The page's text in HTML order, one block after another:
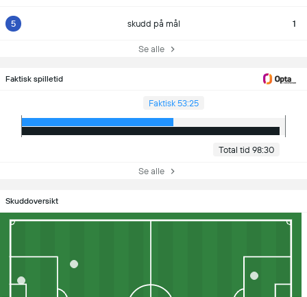
5 skudd på mål 1
Se alle
Faktisk spilletid
Faktisk 53:25
Total tid 98:30
Se alle
Skuddoversikt